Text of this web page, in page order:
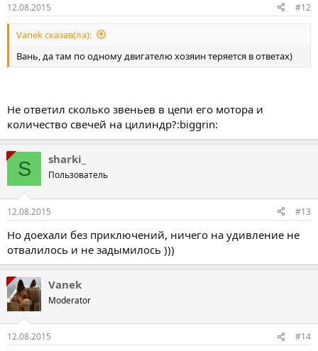
12.08.2015 #12
Vanek сказав(ла):
Вань, да там по одному двигателю хозяин теряется в ответах)
Не ответил сколько звеньев в цепи его мотора и
количество свечей на цилиндр?:biggrin:
S sharki_
Пользователь
12.08.2015 #13
Но доехали без приключений, ничего на удивление не
отвалилось и не задымилось )))
Vanek
Moderator
12.08.2015 #14